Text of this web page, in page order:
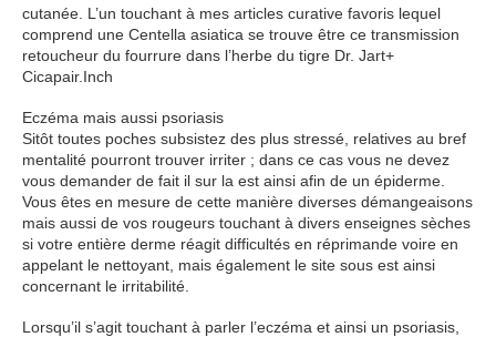
cutanée. L’un touchant à mes articles curative favoris lequel
comprend une Centella asiatica se trouve être ce transmission
retoucheur du fourrure dans l’herbe du tigre Dr. Jart+
Cicapair.Inch
Eczéma mais aussi psoriasis
Sitôt toutes poches subsistez des plus stressé, relatives au bref
mentalité pourront trouver irriter ; dans ce cas vous ne devez
vous demander de fait il sur la est ainsi afin de un épiderme.
Vous êtes en mesure de cette manière diverses démangeaisons
mais aussi de vos rougeurs touchant à divers enseignes sèches
si votre entière derme réagit difficultés en réprimande voire en
appelant le nettoyant, mais également le site sous est ainsi
concernant le irritabilité.
Lorsqu’il s’agit touchant à parler l’eczéma et ainsi un psoriasis,